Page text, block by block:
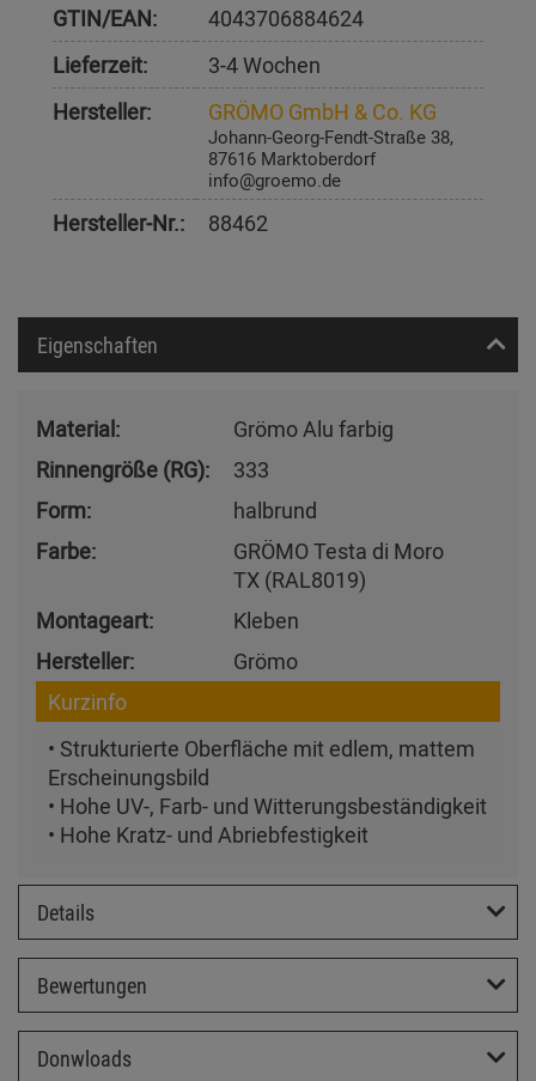
GTIN/EAN:
4043706884624
Lieferzeit:
3-4 Wochen
Hersteller:
GRÖMO GmbH & Co. KG
Johann-Georg-Fendt-Straße 38,
87616 Marktoberdorf
info@groemo.de
Hersteller-Nr.: 88462
Eigenschaften
Material:
Grömo Alu farbig
Rinnengröße (RG):
333
Form:
halbrund
Farbe:
GRÖMO Testa di Moro
TX (RAL8019)
Montageart:
Kleben
Hersteller:
Grömo
Kurzinfo
• Strukturierte Oberfläche mit edlem, mattem
Erscheinungsbild
• Hohe UV-, Farb- und Witterungsbeständigkeit
• Hohe Kratz- und Abriebfestigkeit
Details
Bewertungen
Donwloads